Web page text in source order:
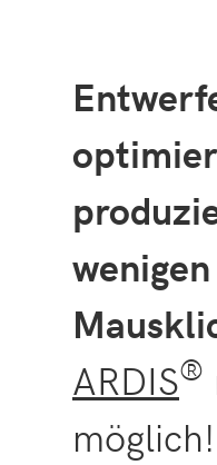
wenigen
ARDIS®